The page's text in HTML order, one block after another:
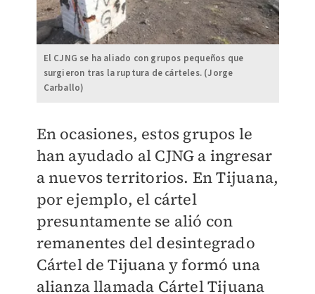
El CJNG se ha aliado con grupos pequeños que
surgieron tras la ruptura de cárteles. (Jorge
Carballo)
En ocasiones, estos grupos le
han ayudado al CJNG a ingresar
a nuevos territorios. En Tijuana,
por ejemplo, el cártel
presuntamente se alió con
remanentes del desintegrado
Cártel de Tijuana y formó una
alianza llamada Cártel Tijuana